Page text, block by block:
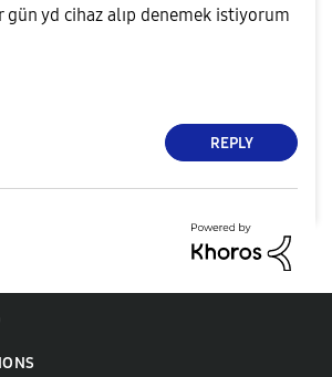
yd cihaz alıp denemek istiyorum
REPLY